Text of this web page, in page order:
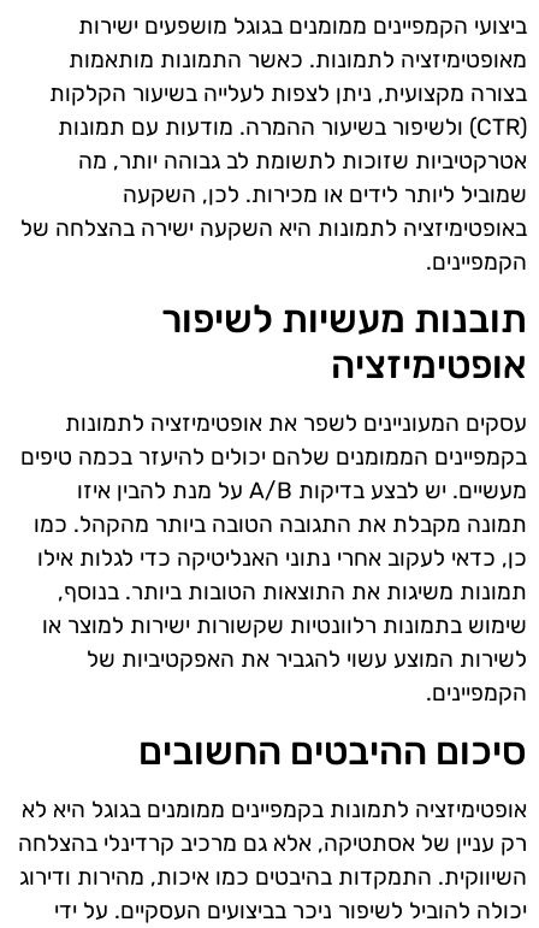
ביצועי הקמפיינים ממומנים בגוגל מושפעים ישירות
מאופטימיזציה לתמונות. כאשר התמונות מותאמות
בצורה מקצועית, ניתן לצפות לעלייה בשיעור הקלקות
(CTR) ולשיפור בשיעור ההמרה. מודעות עם תמונות
אטרקטיביות שזוכות לתשומת לב גבוהה יותר, מה
שמוביל ליותר לידים או מכירות. לכן, השקעה
באופטימיזציה לתמונות היא השקעה ישירה בהצלחה של
הקמפיינים.
תובנות מעשיות לשיפור
אופטימיזציה
עסקים המעוניינים לשפר את אופטימיזציה לתמונות
בקמפיינים הממומנים שלהם יכולים להיעזר בכמה טיפים
מעשיים. יש לבצע בדיקות A/B על מנת להבין איזו
תמונה מקבלת את התגובה הטובה ביותר מהקהל. כמו
כן, כדאי לעקוב אחרי נתוני האנליטיקה כדי לגלות אילו
תמונות משיגות את התוצאות הטובות ביותר. בנוסף,
שימוש בתמונות רלוונטיות שקשורות ישירות למוצר או
לשירות המוצע עשוי להגביר את האפקטיביות של
הקמפיינים.
סיכום ההיבטים החשובים
אופטימיזציה לתמונות בקמפיינים ממומנים בגוגל היא לא
רק עניין של אסתטיקה, אלא גם מרכיב קרדינלי בהצלחה
השיווקית. התמקדות בהיבטים כמו איכות, מהירות ודירוג
יכולה להוביל לשיפור ניכר בביצועים העסקיים. על ידי